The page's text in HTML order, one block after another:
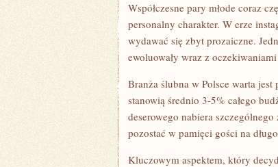
Współczesne pary młode coraz
personalny charakter. W erze
wydawać się zbyt prozaiczne.
ewoluowały wraz z
Branża ślubna w Polsce warta
stanowią średnio 3-5% całego
deserowego nabiera
pozostać w pamięci gości na
Kluczowym aspektem, który